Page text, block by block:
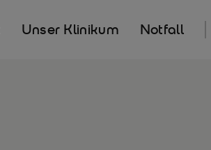
Unser Klinikum Notfall